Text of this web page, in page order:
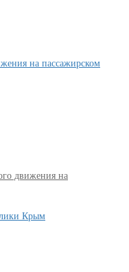
движения на